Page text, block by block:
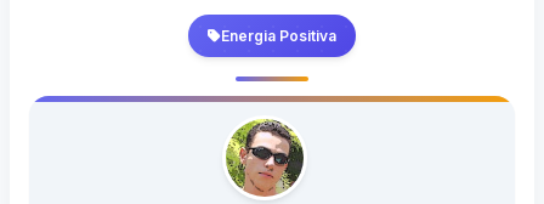
Energia Positiva